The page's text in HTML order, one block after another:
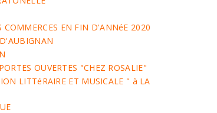
COMMERCES EN FIN D'ANNéE 2020
OUVERTES "CHEZ ROSALIE"
LITTéRAIRE ET MUSICALE " à LA